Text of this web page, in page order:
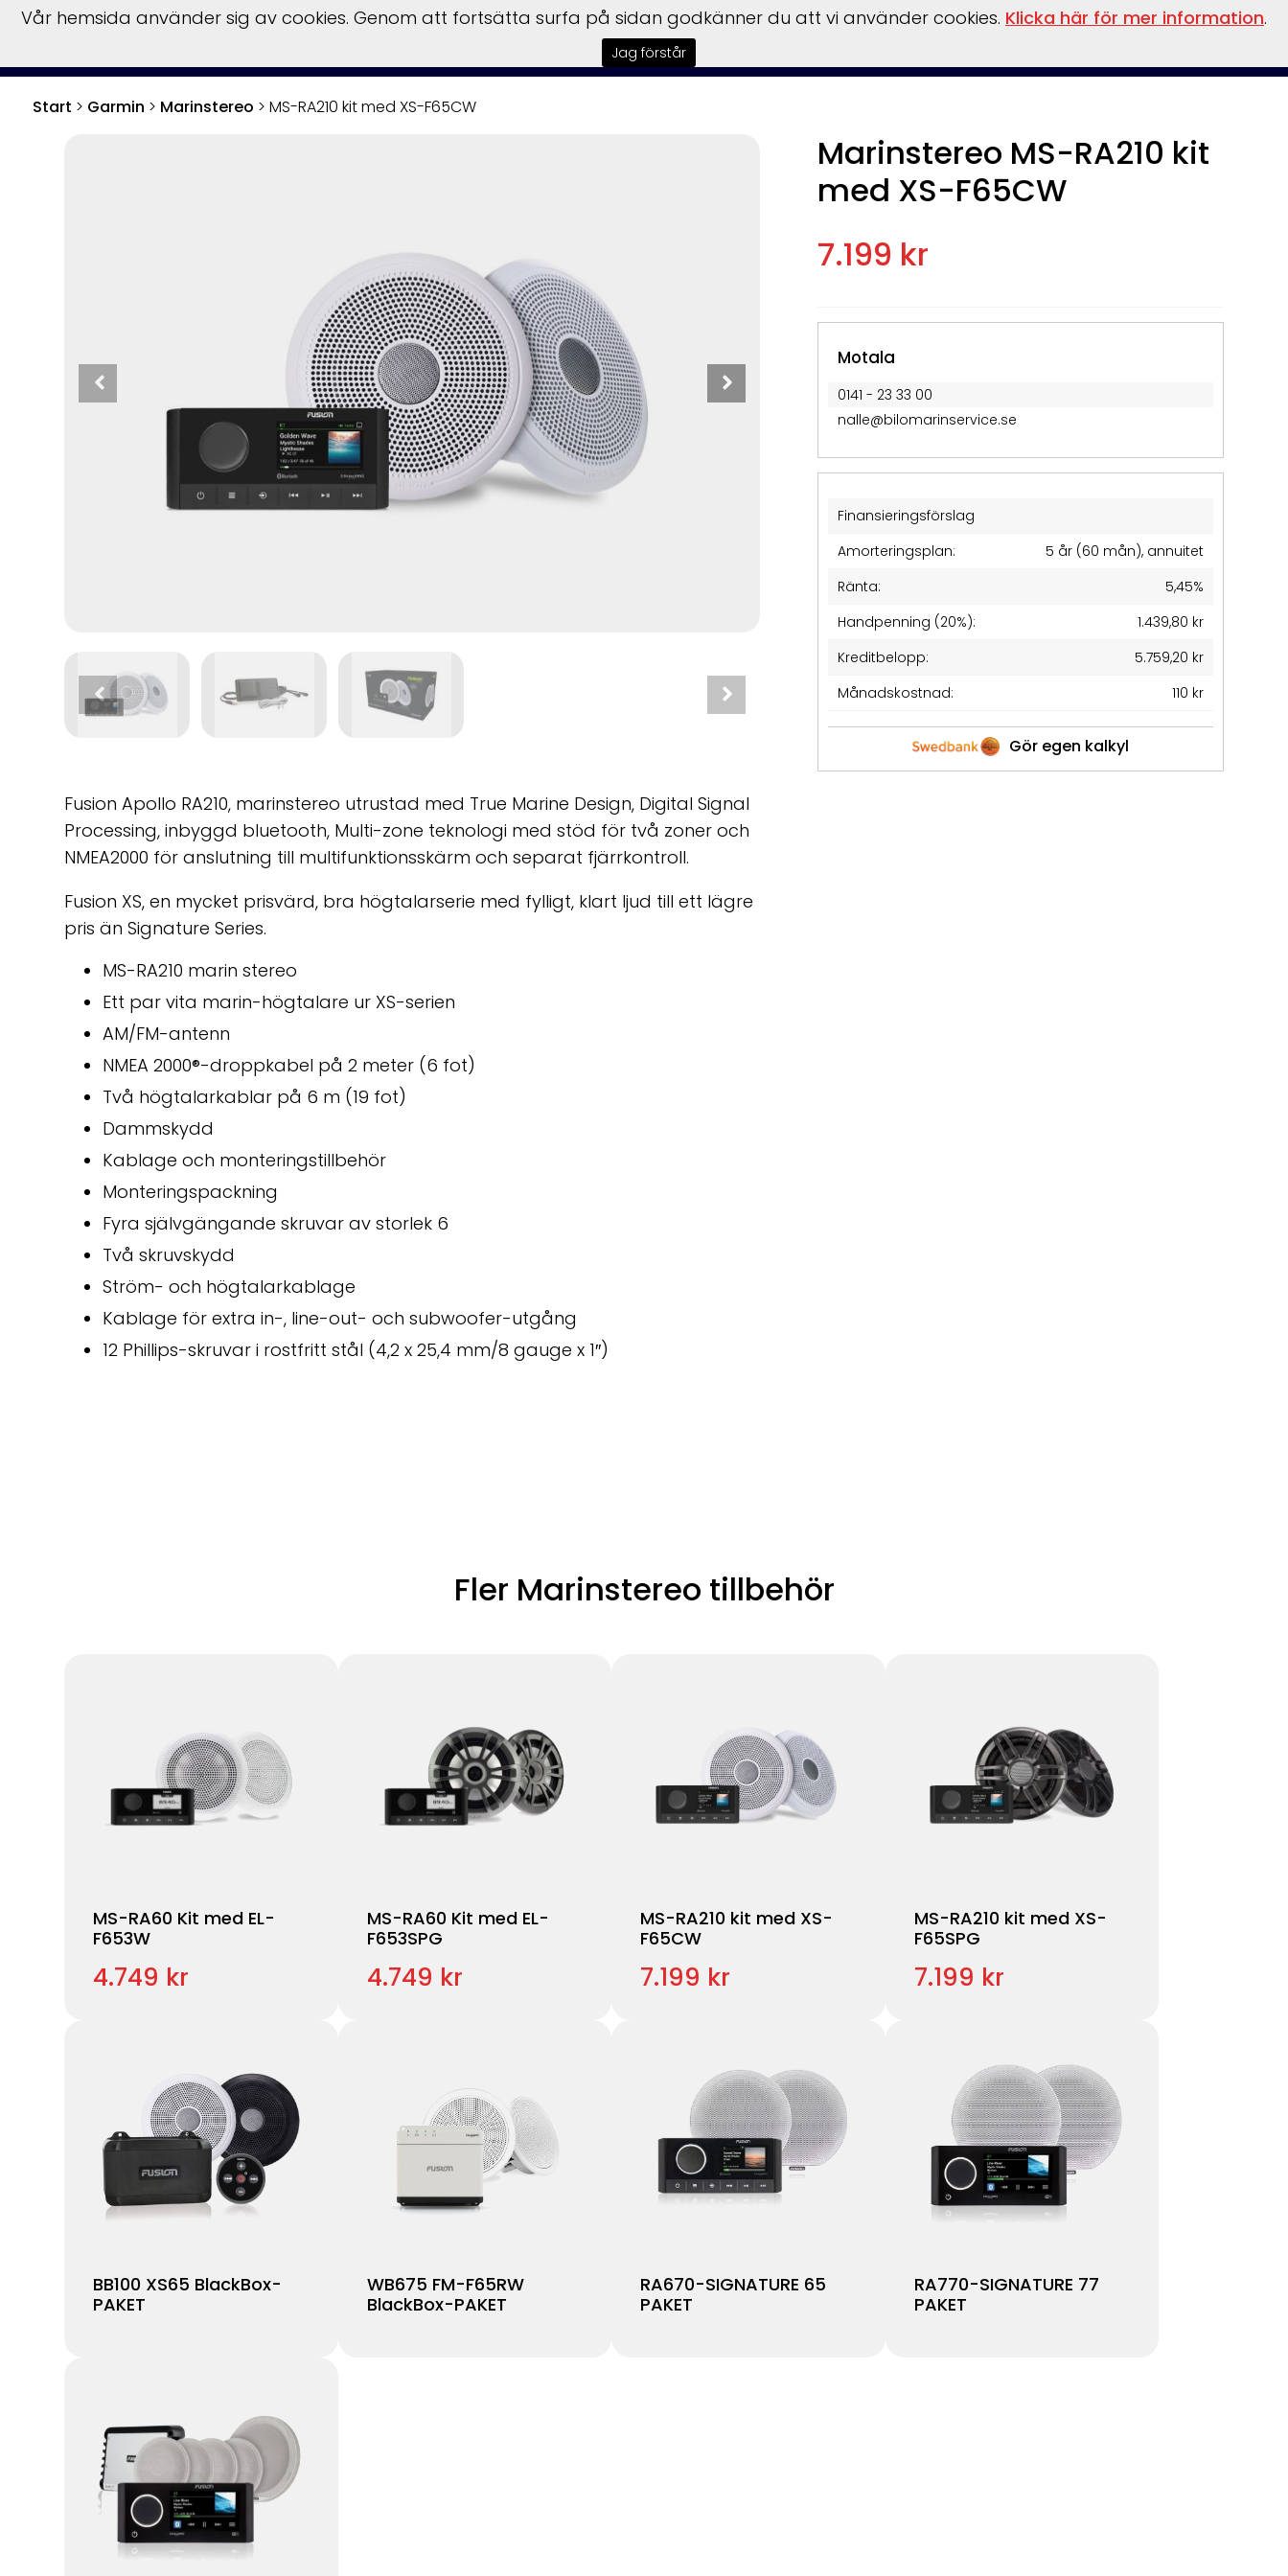
Båttrailer Begagnat
Start > Garmin > Marinstereo > MS-RA210 kit med XS-F65CW
Marinstereo MS-RA210 kit
med XS-F65CW
7.199 kr
Motala
0141 - 23 33 00
nalle@bilomarinservice.se
Finansieringsförslag
Amorteringsplan:
5 år (60 mån), annuitet
Ränta:
5,45%
Handpenning (20%):
1.439,80 kr
Kreditbelopp:
5.759,20 kr
Månadskostnad:
110 kr
Gör egen kalkyl
Fusion Apollo RA210, marinstereo utrustad med True Marine Design, Digital Signal
Processing, inbyggd bluetooth, Multi-zone teknologi med stöd för två zoner och
NMEA2000 för anslutning till multifunktionsskärm och separat fjärrkontroll.
Fusion XS, en mycket prisvärd, bra högtalarserie med fylligt, klart ljud till ett lägre
pris än Signature Series.
MS-RA210 marin stereo
Ett par vita marin-högtalare ur XS-serien
AM/FM-antenn
NMEA 2000®-droppkabel på 2 meter (6 fot)
Två högtalarkablar på 6 m (19 fot)
Dammskydd
Kablage och monteringstillbehör
Monteringspackning
Fyra självgängande skruvar av storlek 6
Två skruvskydd
Ström- och högtalarkablage
Kablage för extra in-, line-out- och subwoofer-utgång
12 Phillips-skruvar i rostfritt stål (4,2 x 25,4 mm/8 gauge x 1″)
Fler Marinstereo tillbehör
MS-RA60 Kit med EL-
F653W
4.749 kr
MS-RA60 Kit med EL-
F653SPG
4.749 kr
MS-RA210 kit med XS-
F65CW
7.199 kr
MS-RA210 kit med XS-
F65SPG
7.199 kr
BB100 XS65 BlackBox-
PAKET
WB675 FM-F65RW
BlackBox-PAKET
RA670-SIGNATURE 65
PAKET
RA770-SIGNATURE 77
PAKET
Vår hemsida använder sig av cookies. Genom att fortsätta surfa på sidan godkänner du att vi använder cookies. Klicka här för mer information.
Jag förstår